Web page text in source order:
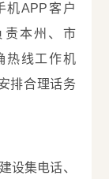
机APP客户
责本州、市
热线工作机
排合理话务
设集电话、